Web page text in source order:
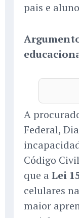
pais e
A
Federal,
Código
que a Lei
celulares
maior